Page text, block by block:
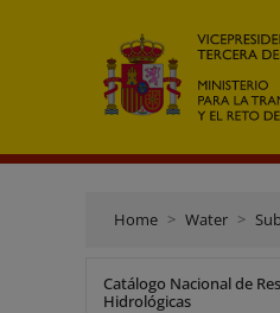
Home Water
Catálogo Nacional de
Hidrológicas